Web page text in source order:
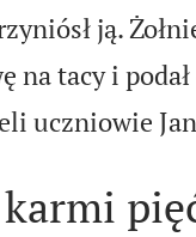
ją.
na tacy i
uczniowie
karmi